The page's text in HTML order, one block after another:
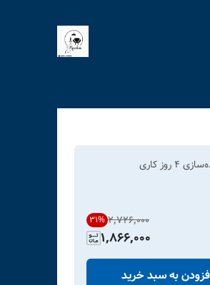
4 روز کاری
۲٬۷۲۶٬۰۰۰ 31%
1,866,000
به سبد خرید